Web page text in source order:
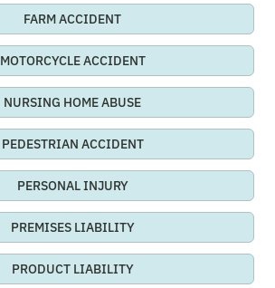
FARM ACCIDENT
MOTORCYCLE ACCIDENT
NURSING HOME ABUSE
PEDESTRIAN ACCIDENT
PERSONAL INJURY
PREMISES LIABILITY
PRODUCT LIABILITY